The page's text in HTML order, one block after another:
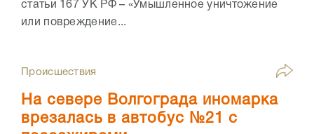
статьи 167 УК РФ – «Умышленное уничтожение
или повреждение...
Происшествия
На севере Волгограда иномарка
врезалась в автобус №21 с